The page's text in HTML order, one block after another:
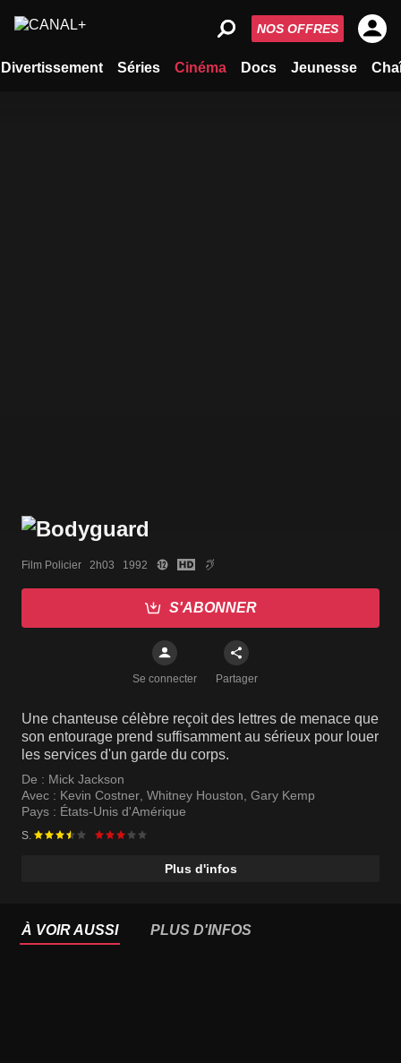
Divertissement Séries Cinéma Docs Jeunesse
NOS OFFRES
Film Policier   2h03   1992
S'ABONNER
Se connecter Partager
Une chanteuse célèbre reçoit des lettres de menace que
son entourage prend suffisamment au sérieux pour louer
les services d'un garde du corps.
De : Mick Jackson
Avec : Kevin Costner, Whitney Houston, Gary Kemp
Pays : États-Unis d'Amérique
S.
Plus d'infos
À VOIR AUSSI PLUS D'INFOS